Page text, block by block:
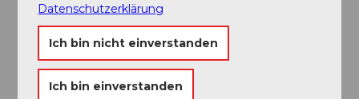
Kontaktdaten
Golf Meggen
Datenschutzerklärung
Ich bin nicht einverstanden
Ich bin einverstanden